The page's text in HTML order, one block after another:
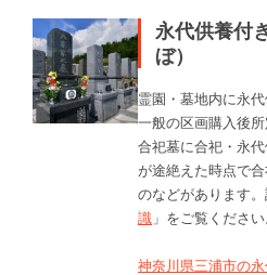
永代供養付
ぼ）
霊園・墓地内に永
一般の区画購入後
合祀墓に合祀・永
が途絶えた時点で
のなどがあります
識 」をご覧ください
神奈川県三浦市の